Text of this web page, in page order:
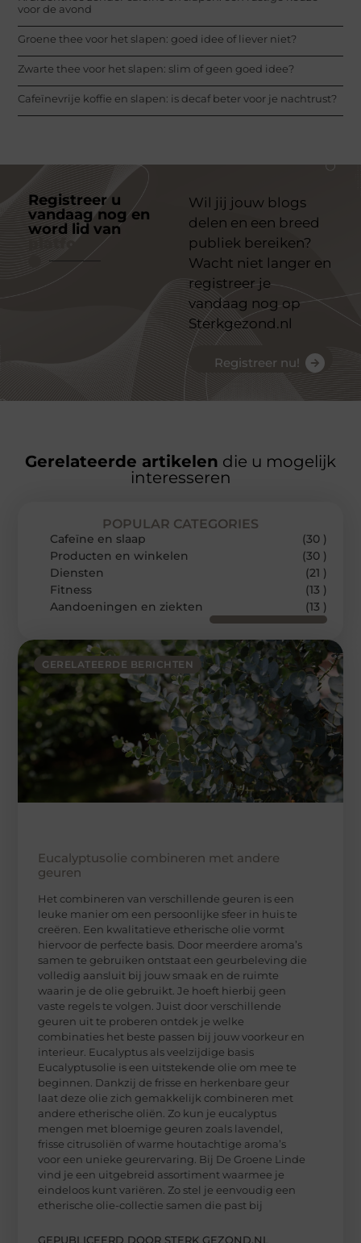
voor de avond
Groene thee voor het slapen: goed idee of liever niet?
Zwarte thee voor het slapen: slim of geen goed idee?
Cafeïnevrije koffie en slapen: is decaf beter voor je nachtrust?
Registreer u
vandaag nog en
word lid van
Wil jij jouw blogs
delen en een breed
publiek bereiken?
Wacht niet langer en
registreer je
vandaag nog op
Sterkgezond.nl
Registreer nu!
Gerelateerde artikelen die u mogelijk
interesseren
GERELATEERDE BERICHTEN
Eucalyptusolie combineren met andere
geuren
Het combineren van verschillende geuren is een
leuke manier om een persoonlijke sfeer in huis te
creëren. Een kwalitatieve etherische olie vormt
hiervoor de perfecte basis. Door meerdere aroma’s
samen te gebruiken ontstaat een geurbeleving die
volledig aansluit bij jouw smaak en de ruimte
waarin je de olie gebruikt. Je hoeft hierbij geen
vaste regels te volgen. Juist door verschillende
geuren uit te proberen ontdek je welke
combinaties het beste passen bij jouw voorkeur en
interieur. Eucalyptus als veelzijdige basis
Eucalyptusolie is een uitstekende olie om mee te
beginnen. Dankzij de frisse en herkenbare geur
laat deze olie zich gemakkelijk combineren met
andere etherische oliën. Zo kun je eucalyptus
mengen met bloemige geuren zoals lavendel,
frisse citrusoliën of warme houtachtige aroma’s
voor een unieke geurervaring. Bij De Groene Linde
vind je een uitgebreid assortiment waarmee je
eindeloos kunt variëren. Zo stel je eenvoudig een
etherische olie-collectie samen die past bij
GEPUBLICEERD DOOR STERK GEZOND.NL
POPULAR CATEGORIES
Cafeïne en slaap
(30 )
Producten en winkelen
(30 )
Diensten
(21 )
Fitness
(13 )
Aandoeningen en ziekten
(13 )